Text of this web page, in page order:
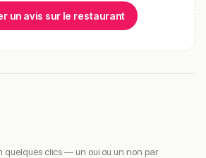
un avis sur le restaurant
quelques clics — un oui ou un non par